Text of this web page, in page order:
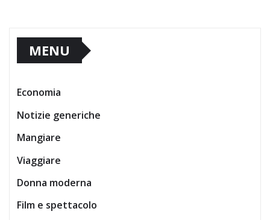
MENU
Economia
Notizie generiche
Mangiare
Viaggiare
Donna moderna
Film e spettacolo